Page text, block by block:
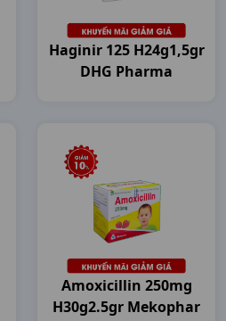
Haginir 125 H24g1,5gr
DHG Pharma
Amoxicillin 250mg
H30g2.5gr Mekophar